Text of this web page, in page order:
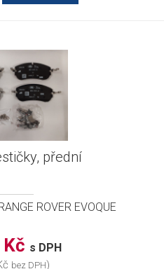
přední
ROVER EVOQUE
s DPH
bez DPH)